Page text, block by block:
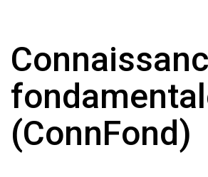
(ConnFond)